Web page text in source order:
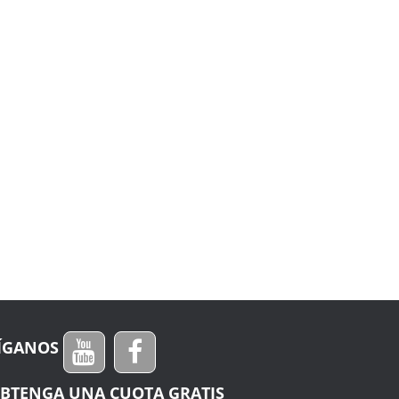
UNA CUOTA GRATIS